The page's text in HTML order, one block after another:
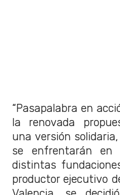
“Pasapalabra en
la renovada
una versión
se enfrentarán en
distintas
productor ejecutivo